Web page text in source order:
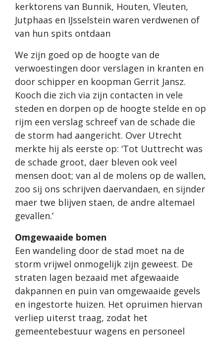
kerktorens van Bunnik, Houten, Vleuten,
Jutphaas en IJsselstein waren verdwenen of
van hun spits ontdaan
We zijn goed op de hoogte van de
verwoestingen door verslagen in kranten en
door schipper en koopman Gerrit Jansz.
Kooch die zich via zijn contacten in vele
steden en dorpen op de hoogte stelde en op
rijm een verslag schreef van de schade die
de storm had aangericht. Over Utrecht
merkte hij als eerste op: ‘Tot Uuttrecht was
de schade groot, daer bleven ook veel
mensen doot; van al de molens op de wallen,
zoo sij ons schrijven daervandaen, en sijnder
maer twe blijven staen, de andre altemael
gevallen.’
Omgewaaide bomen
Een wandeling door de stad moet na de
storm vrijwel onmogelijk zijn geweest. De
straten lagen bezaaid met afgewaaide
dakpannen en puin van omgewaaide gevels
en ingestorte huizen. Het opruimen hiervan
verliep uiterst traag, zodat het
gemeentebestuur wagens en personeel